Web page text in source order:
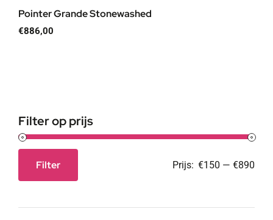
Pointer Grande Stonewashed
€886,00
Filter op prijs
Filter Prijs: €150 — €890